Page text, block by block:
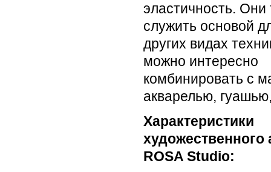
эластичность. Они
служить основой
других видах
можно интересно
комбинировать с
акварелью,
Характеристики
художественного
ROSA Studio: